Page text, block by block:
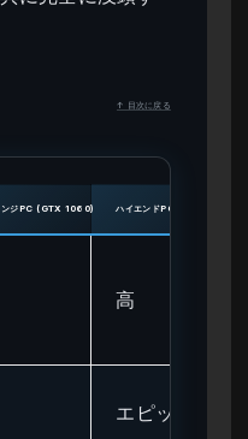
↑ 目次に戻る
ンジPC (GTX 1060) ハイエンドPC (RTX 4070)
高
エピック